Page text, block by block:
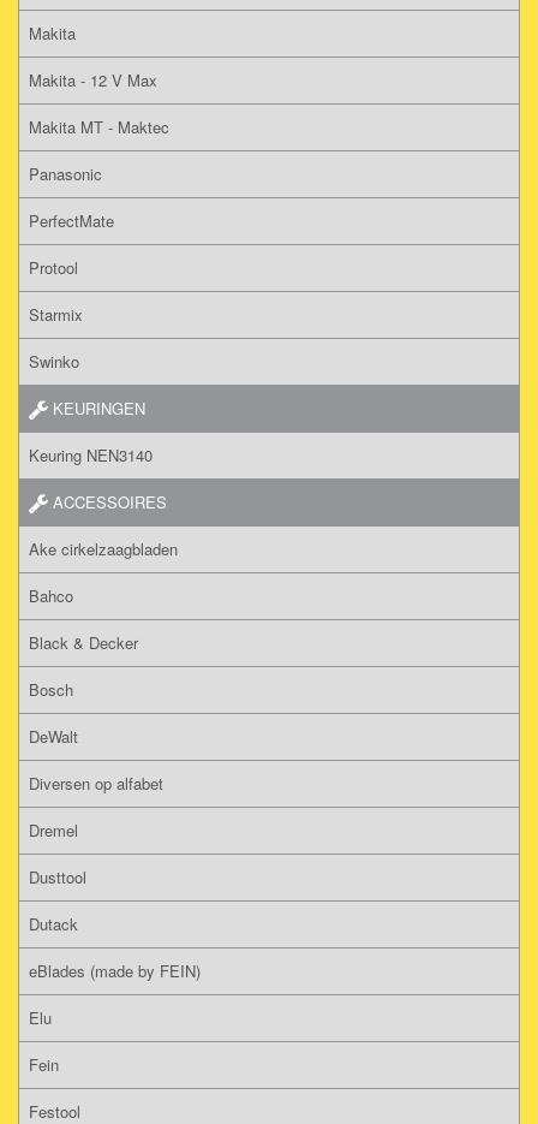
Makita
Makita - 12 V Max
Makita MT - Maktec
Panasonic
PerfectMate
Protool
Starmix
Swinko
KEURINGEN
Keuring NEN3140
ACCESSOIRES
Ake cirkelzaagbladen
Bahco
Black & Decker
Bosch
DeWalt
Diversen op alfabet
Dremel
Dusttool
Dutack
eBlades (made by FEIN)
Elu
Fein
Festool